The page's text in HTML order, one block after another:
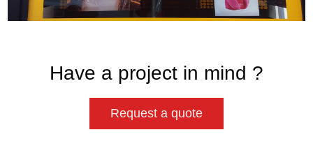
Have a project in mind ?
Request a quote